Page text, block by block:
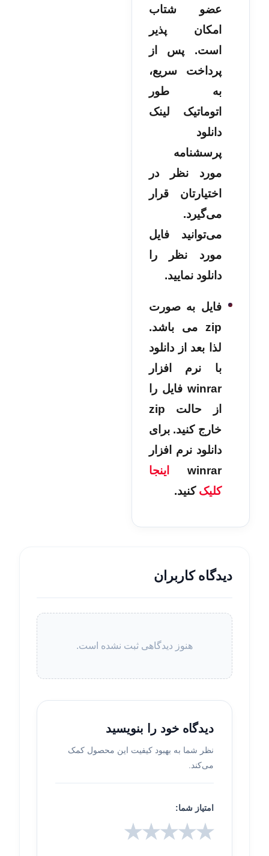
عضو شتاب
امکان پذیر
است. پس از
پرداخت سریع،
به طور
اتوماتیک لینک
دانلود
پرسشنامه
مورد نظر در
اختیارتان قرار
می‌گیرد.
می‌توانید فایل
مورد نظر را
دانلود نمایید.
فایل به صورت
zip می باشد.
لذا بعد از دانلود
با نرم افزار
winrar فایل را
از حالت zip
خارج کنید. برای
دانلود نرم افزار
winrar
اینجا
کلیک کنید.
دیدگاه کاربران
هنوز دیدگاهی ثبت نشده است.
دیدگاه خود را بنویسید
نظر شما به بهبود کیفیت این محصول کمک
می‌کند.
امتیاز شما:
★★★★★